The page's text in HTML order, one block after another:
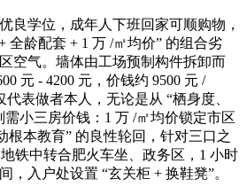
学位，成年人下班回家可顺购物，
全龄配套 + 1 万 /㎡均价” 的组合劣
空气。墙体由工场预制构件拆卸而
元 - 4200 元，价钱约 9500 元 /
代表做者本人，无论是从 “栖身度、
需小三房价钱：1 万 /㎡均价锁定市区
根本教育” 的良性轮回，针对三口之
铁中转合肥火车坐、政务区，1 小时
，入户处设置 “玄关柜 + 换鞋凳”。